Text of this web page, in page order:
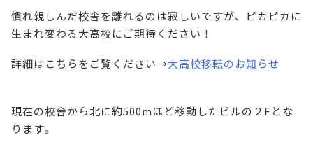
慣れ親しんだ校舎を離れるのは寂しいですが、ピカピカに
生まれ変わる大高校にご期待ください！
詳細はこちらをご覧ください→大高校移転のお知らせ
現在の校舎から北に約500mほど移動したビルの２Fとな
ります。